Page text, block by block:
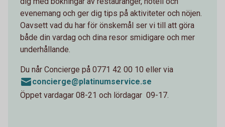
evenemang och ger dig tips på aktiviteter och nöjen.
Oavsett vad du har för önskemål ser vi till att göra
både din vardag och dina resor smidigare och mer
underhållande.
Du når Concierge på 0771 42 00 10 eller via
concierge@platinumservice.se
Öppet vardagar 08-21 och lördagar 09-17.